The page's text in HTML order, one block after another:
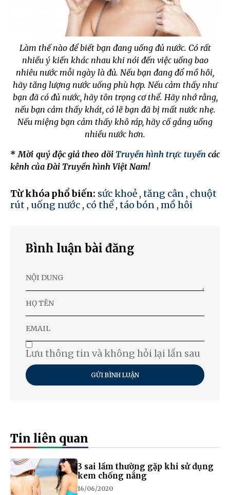
Làm thế nào để biết bạn đang uống đủ nước. Có rất
nhiều ý kiến khác nhau khi nói đến việc uống bao
nhiêu nước mỗi ngày là đủ. Nếu bạn đang đổ mồ hôi,
hãy tăng lượng nước uống phù hợp. Nếu cảm thấy như
bạn đã có đủ nước, hãy tôn trọng cơ thể. Hãy nhớ rằng,
nếu bạn cảm thấy khát, có lẽ bạn đã bị mất nước nhẹ.
Nếu miệng bạn cảm thấy khô ráp, hãy cố gắng uống
nhiều nước hơn.
* Mời quý độc giả theo dõi Truyền hình trực tuyếncác
kênh của Đài Truyền hình Việt Nam!
Từ khóa phổ biến: sức khoẻ , tăng cân , chuột
rút , uống nước , có thể , táo bón , mồ hôi
Bình luận bài đăng
Lưu thông tin và không hỏi lại lần sau
GỬI BÌNH LUẬN
Tin liên quan
3 sai lầm thường gặp khi sử dụng
kem chống nắng
16/06/2020